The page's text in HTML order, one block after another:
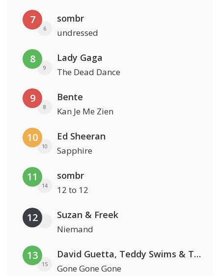
7
6
sombr
undressed
8
9
Lady Gaga
The Dead Dance
9
8
Bente
Kan Je Me Zien
10
10
Ed Sheeran
Sapphire
11
14
sombr
12 to 12
12 Suzan & Freek
Niemand
13
15
David Guetta, Teddy Swims & Tones And I
Gone Gone Gone